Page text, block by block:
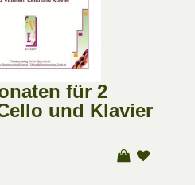
für 2
und Klavier